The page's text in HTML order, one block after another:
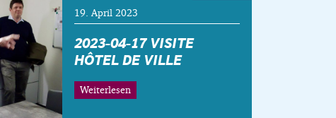
2023-04-17 VISITE
HÔTEL DE VILLE
Weiterlesen
19. April 2023